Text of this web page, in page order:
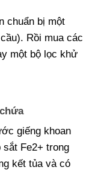
chuẩn bị một
Rồi mua các
một bộ lọc khử
giếng khoan
Fe2+ trong
kết tủa và có